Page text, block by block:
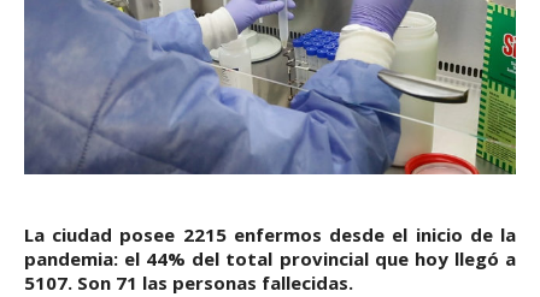
La ciudad posee 2215 enfermos desde el inicio de la
pandemia: el 44% del total provincial que hoy llegó a
5107. Son 71 las personas fallecidas.